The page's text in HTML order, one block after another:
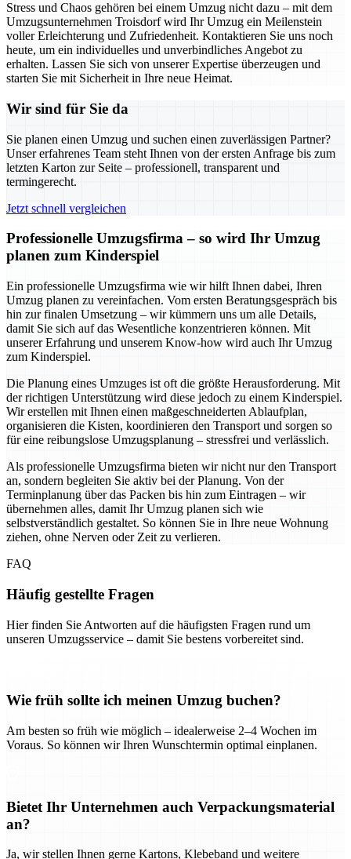
Stress und Chaos gehören bei einem Umzug nicht dazu – mit dem
Umzugsunternehmen Troisdorf wird Ihr Umzug ein Meilenstein
voller Erleichterung und Zufriedenheit. Kontaktieren Sie uns noch
heute, um ein individuelles und unverbindliches Angebot zu
erhalten. Lassen Sie sich von unserer Expertise überzeugen und
starten Sie mit Sicherheit in Ihre neue Heimat.
Wir sind für Sie da
Sie planen einen Umzug und suchen einen zuverlässigen Partner?
Unser erfahrenes Team steht Ihnen von der ersten Anfrage bis zum
letzten Karton zur Seite – professionell, transparent und
termingerecht.
Jetzt schnell vergleichen
Professionelle Umzugsfirma – so wird Ihr Umzug
planen zum Kinderspiel
Ein professionelle Umzugsfirma wie wir hilft Ihnen dabei, Ihren
Umzug planen zu vereinfachen. Vom ersten Beratungsgespräch bis
hin zur finalen Umsetzung – wir kümmern uns um alle Details,
damit Sie sich auf das Wesentliche konzentrieren können. Mit
unserer Erfahrung und unserem Know-how wird auch Ihr Umzug
zum Kinderspiel.
Die Planung eines Umzuges ist oft die größte Herausforderung. Mit
der richtigen Unterstützung wird diese jedoch zu einem Kinderspiel.
Wir erstellen mit Ihnen einen maßgeschneiderten Ablaufplan,
organisieren die Kisten, koordinieren den Transport und sorgen so
für eine reibungslose Umzugsplanung – stressfrei und verlässlich.
Als professionelle Umzugsfirma bieten wir nicht nur den Transport
an, sondern begleiten Sie aktiv bei der Planung. Von der
Terminplanung über das Packen bis hin zum Eintragen – wir
übernehmen alles, damit Ihr Umzug planen sich wie
selbstverständlich gestaltet. So können Sie in Ihre neue Wohnung
ziehen, ohne Nerven oder Zeit zu verlieren.
FAQ
Häufig gestellte Fragen
Hier finden Sie Antworten auf die häufigsten Fragen rund um
unseren Umzugsservice – damit Sie bestens vorbereitet sind.
Wie früh sollte ich meinen Umzug buchen?
Am besten so früh wie möglich – idealerweise 2–4 Wochen im
Voraus. So können wir Ihren Wunschtermin optimal einplanen.
Bietet Ihr Unternehmen auch Verpackungsmaterial
an?
Ja, wir stellen Ihnen gerne Kartons, Klebeband und weitere